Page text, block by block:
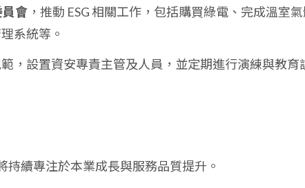
會 ，推動 ESG 相關工作，包括購買綠電、完成溫室
系統等。
範，設置資安專責主管及人員，並定期進行演練與教育
續專注於本業成長與服務品質提升。